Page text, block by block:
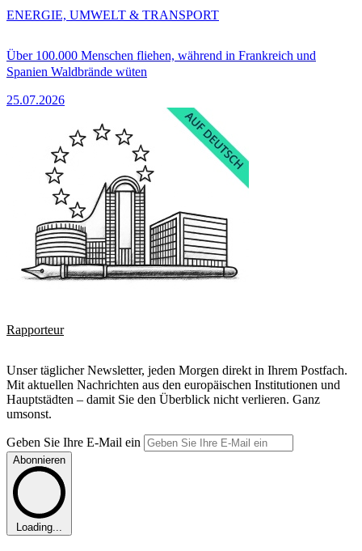
Über 100.000 Menschen fliehen, während in Frankreich und
Spanien Waldbrände wüten
25.07.2026
ENERGIE, UMWELT & TRANSPORT
Rapporteur
Unser täglicher Newsletter, jeden Morgen direkt in Ihrem Postfach.
Mit aktuellen Nachrichten aus den europäischen Institutionen und
Hauptstädten – damit Sie den Überblick nicht verlieren. Ganz
umsonst.
Geben Sie Ihre E-Mail ein
Abonnieren
Loading...